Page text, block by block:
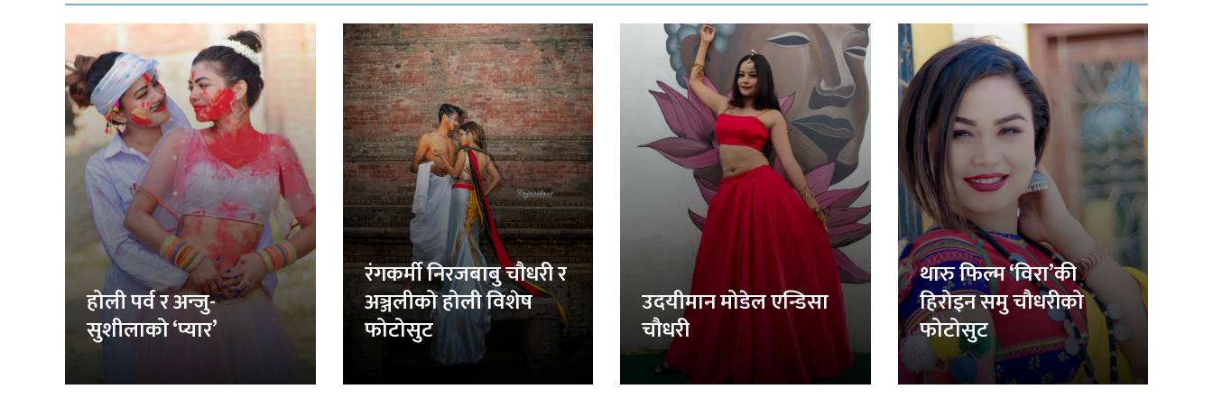
होली पर्व र अन्जु-
सुशीलाको ‘प्यार’
रंगकर्मी निरजबाबु चौधरी र
अञ्जलीको होली विशेष
फोटोसुट
उदयीमान मोडेल एन्डिसा
चौधरी
थारु फिल्म ‘विरा’की
हिरोइन समु चौधरीको
फोटोसुट